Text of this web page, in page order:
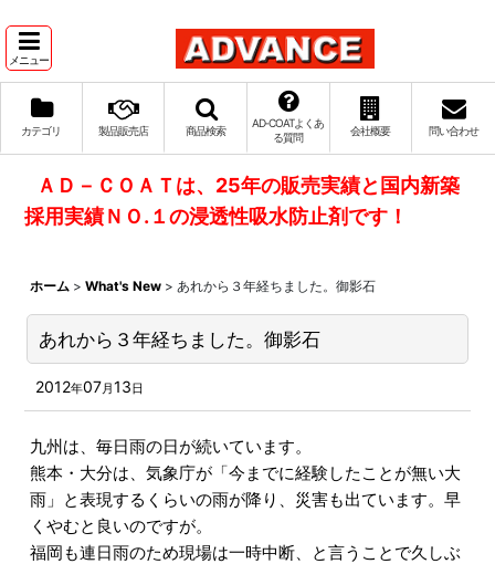
メニュー
カテゴリ 製品販売店 商品検索
AD‐COATよくあ
る質問
会社概要 問い合わせ
ＡＤ－ＣＯＡＴは、25年の販売実績と国内新築
採用実績ＮＯ.１の浸透性吸水防止剤です！
ホーム > What's New > あれから３年経ちました。御影石
あれから３年経ちました。御影石
2012年07月13日
九州は、毎日雨の日が続いています。
熊本・大分は、気象庁が「今までに経験したことが無い大
雨」と表現するくらいの雨が降り、災害も出ています。早
くやむと良いのですが。
福岡も連日雨のため現場は一時中断、と言うことで久しぶ